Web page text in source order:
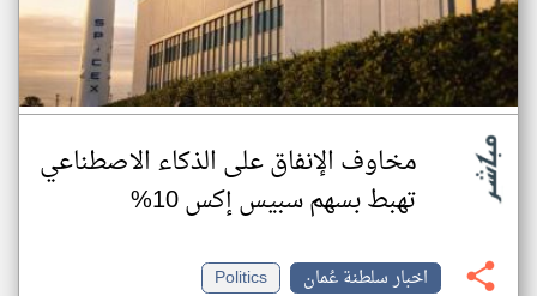
مخاوف الإنفاق على الذكاء الاصطناعي
تهبط بسهم سبيس إكس 10%
اخبار سلطنة عُمان
Politics